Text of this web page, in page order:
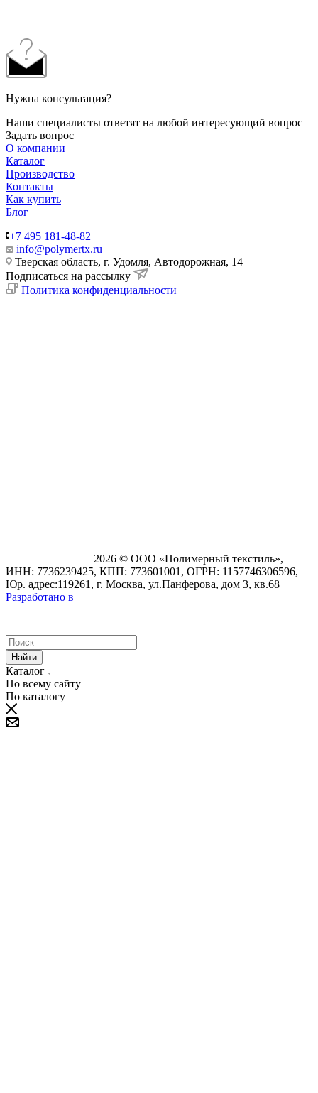
Нужна консультация?
Наши специалисты ответят на любой интересующий вопрос
Задать вопрос
О компании
Каталог
Производство
Контакты
Как купить
Блог
+7 495 181-48-82
info@polymertx.ru
Тверская область, г. Удомля, Автодорожная, 14
Подписаться на рассылку
Политика конфиденциальности
2026 © ООО «Полимерный текстиль»,
ИНН: 7736239425, КПП: 773601001, ОГРН: 1157746306596,
Юр. адрес:119261, г. Москва, ул.Панферова, дом 3, кв.68
Разработано в
Найти
Каталог
По всему сайту
По каталогу